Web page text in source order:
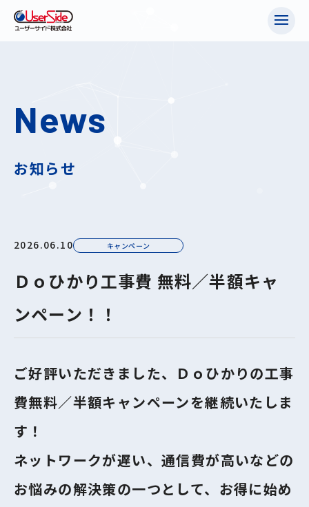
News
お知らせ
2026.06.10 キャンペーン
Ｄｏひかり工事費 無料／半額キャ
ンペーン！！
ご好評いただきました、Ｄｏひかりの工事
費無料／半額キャンペーンを継続いたしま
す！
ネットワークが遅い、通信費が高いなどの
お悩みの解決策の一つとして、お得に始め